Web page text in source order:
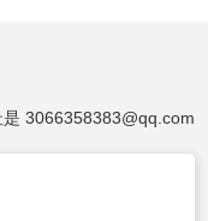
3066358383@qq.com